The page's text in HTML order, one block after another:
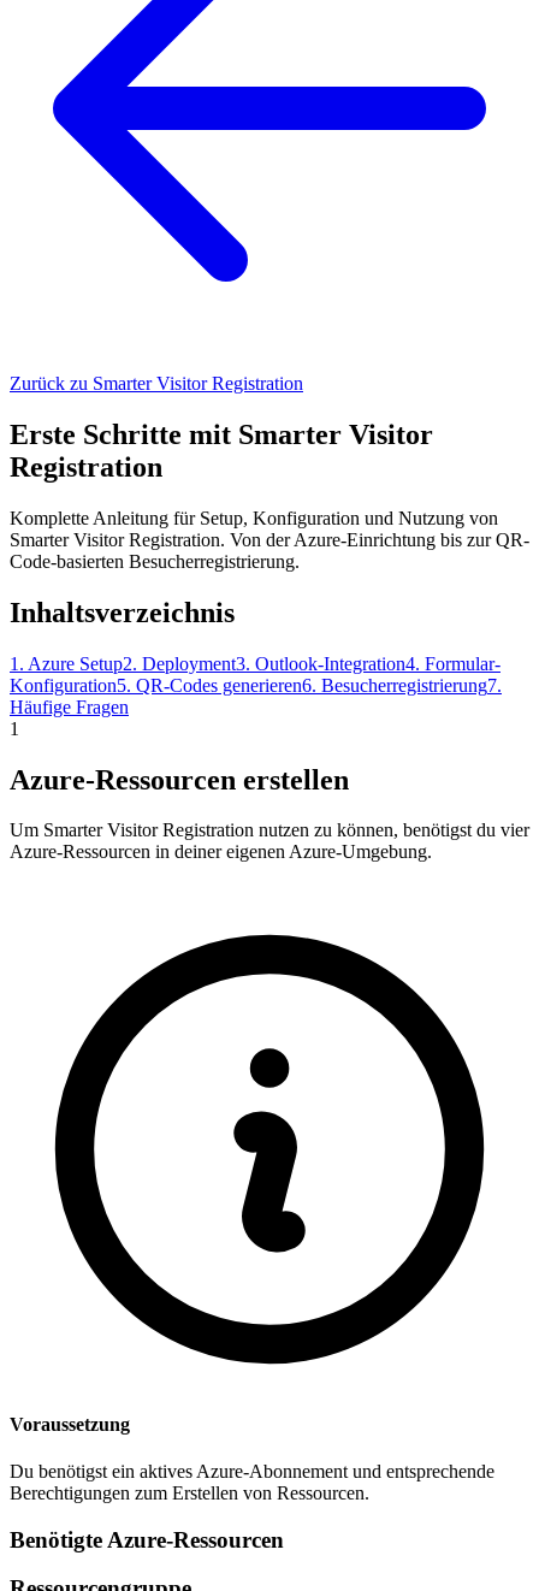
Zurück zu Smarter Visitor Registration
Erste Schritte mit Smarter Visitor
Registration
Komplette Anleitung für Setup, Konfiguration und Nutzung von
Smarter Visitor Registration. Von der Azure-Einrichtung bis zur QR-
Code-basierten Besucherregistrierung.
Inhaltsverzeichnis
1. Azure Setup2. Deployment3. Outlook-Integration4. Formular-
Konfiguration5. QR-Codes generieren6. Besucherregistrierung7.
Häufige Fragen
1
Azure-Ressourcen erstellen
Um Smarter Visitor Registration nutzen zu können, benötigst du vier
Azure-Ressourcen in deiner eigenen Azure-Umgebung.
Voraussetzung
Du benötigst ein aktives Azure-Abonnement und entsprechende
Berechtigungen zum Erstellen von Ressourcen.
Benötigte Azure-Ressourcen